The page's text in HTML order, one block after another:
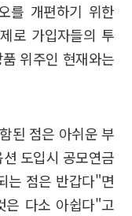
를 개편하기 위한
로 가입자들의 투
위주인 현재와는
된 점은 아쉬운 부
도입시 공모연금
는 점은 반갑다"면
은 다소 아쉽다"고